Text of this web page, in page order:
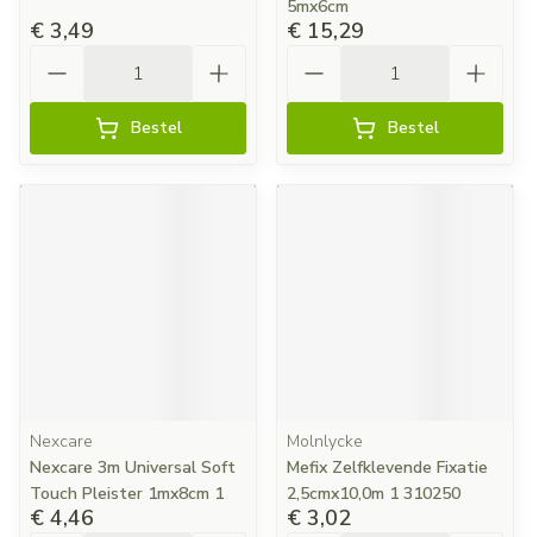
€ 3,49
Bestel
5mx6cm
€ 15,29
Bestel
Nexcare
Nexcare 3m Universal Soft
Touch Pleister 1mx8cm 1
€ 4,46
Molnlycke
Mefix Zelfklevende Fixatie
2,5cmx10,0m 1 310250
€ 3,02